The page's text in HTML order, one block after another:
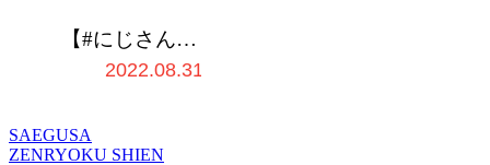
【#にじさんじ
ラジオ体操部】
康計画 最終日 /
2022…
2022.08.31
SAEGUSA
ZENRYOKU SHIEN